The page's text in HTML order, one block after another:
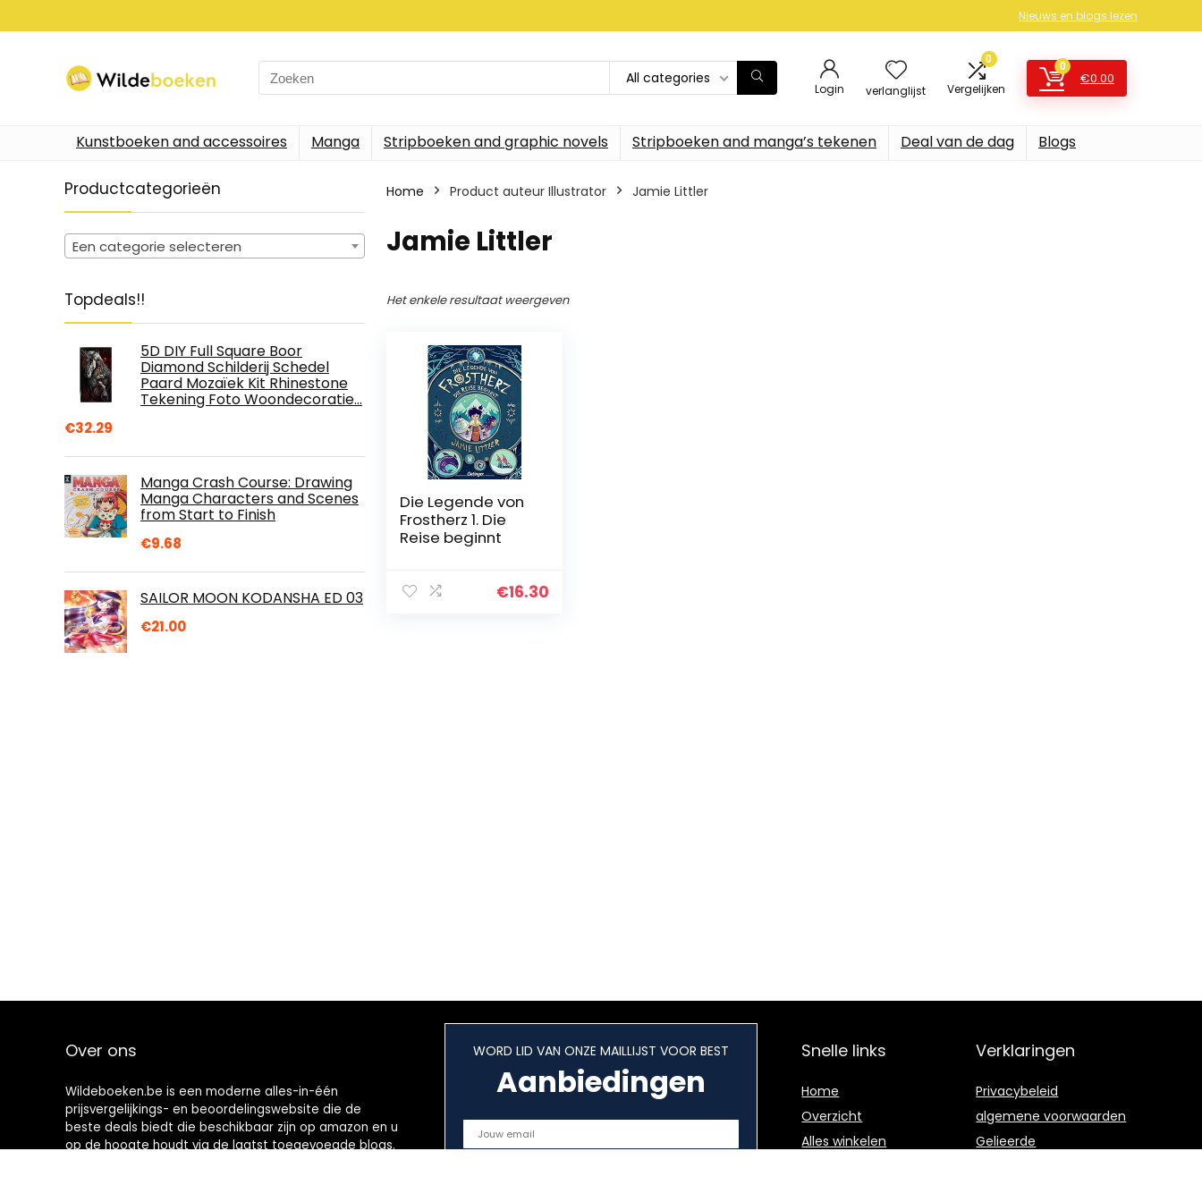
Nieuws en blogs lezen
Search
for:
All categories
Login verlanglijst
0
Vergelijken
0
€0.00
Kunstboeken and accessoires Manga Stripboeken and graphic novels Stripboeken and manga’s tekenen Deal van de dag Blogs
Productcategorieën
Een categorie selecteren
Topdeals!!
5D DIY Full Square Boor
Diamond Schilderij Schedel
Paard Mozaïek Kit Rhinestone
Tekening Foto Woondecoratie…
€32.29
Manga Crash Course: Drawing
Manga Characters and Scenes
from Start to Finish
€9.68
SAILOR MOON KODANSHA ED 03
€21.00
Home Product auteur Illustrator Jamie Littler
Jamie Littler
Het enkele resultaat weergeven
Die Legende von
Frostherz 1. Die
Reise beginnt
€16.30
Over ons
Wildeboeken.be is een moderne alles-in-één
prijsvergelijkings- en beoordelingswebsite die de
beste deals biedt die beschikbaar zijn op amazon en u
op de hoogte houdt via de laatst toegevoegde blogs.
WORD LID VAN ONZE MAILLIJST VOOR BEST
Aanbiedingen
Snelle links
Home
Overzicht
Alles winkelen
Verklaringen
Privacybeleid
algemene voorwaarden
Gelieerde